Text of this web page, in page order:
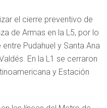
el cierre preventivo de
de Armas en la L5, por lo
Pudahuel y Santa Ana
En la L1 se cerraron
y Estación